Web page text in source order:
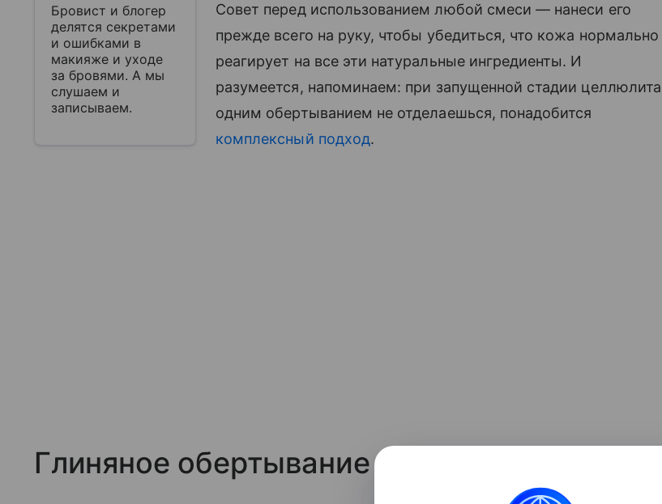
Бровист и блогер
делятся секретами
и ошибками в
макияже и уходе
за бровями. А мы
слушаем и
записываем.
Совет перед использованием любой смеси — нанеси его
прежде всего на руку, чтобы убедиться, что кожа нормально
реагирует на все эти натуральные ингредиенты. И
разумеется, напоминаем: при запущенной стадии целлюлита
одним обертыванием не отделаешься, понадобится
комплексный подход.
Глиняное обертывание